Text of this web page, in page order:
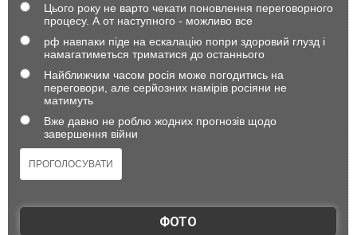
Цього року не варто чекати поновлення переговорного
процесу. А от наступного - можливо все
рф навпаки піде на ескалацію попри здоровий глузд і
намагатиметься триматися до останнього
Найближчим часом росія може погодитись на
переговори, але серйозних намірів росіяни не
матимуть
Вже давно не роблю жодних прогнозів щодо
завершення війни
ФОТО